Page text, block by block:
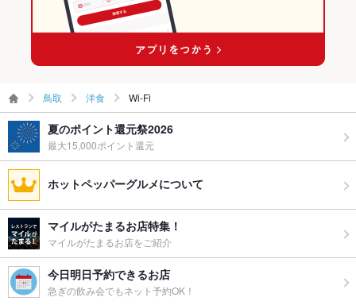
鳥取 洋食 Wi-Fi
夏のポイント還元祭2026
最大15,000ポイント還元
ホットペッパーグルメについて
マイルがたまるお店特集！
マイルがたまるお店をご紹介
今日明日予約できるお店
急ぎの飲み会でもネット予約OK！